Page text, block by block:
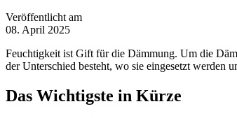
Veröffentlicht am
08. April 2025
Feuchtigkeit ist Gift für die Dämmung. Um die
der Unterschied besteht, wo sie eingesetzt werden
Das Wichtigste in Kürze